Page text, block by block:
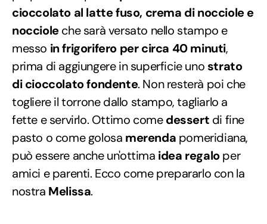
cioccolato al latte fuso, crema di nocciole e
noccioleche sarà versato nello stampo e
messo in frigorifero per circa 40 minuti,
prima di aggiungere in superficie uno strato
di cioccolato fondente. Non resterà poi che
togliere il torrone dallo stampo, tagliarlo a
fette e servirlo. Ottimo comedessert di fine
pasto o come golosa merenda pomeridiana,
può essere anche un'ottima idea regaloper
amici e parenti. Ecco come prepararlo con la
nostra Melissa.